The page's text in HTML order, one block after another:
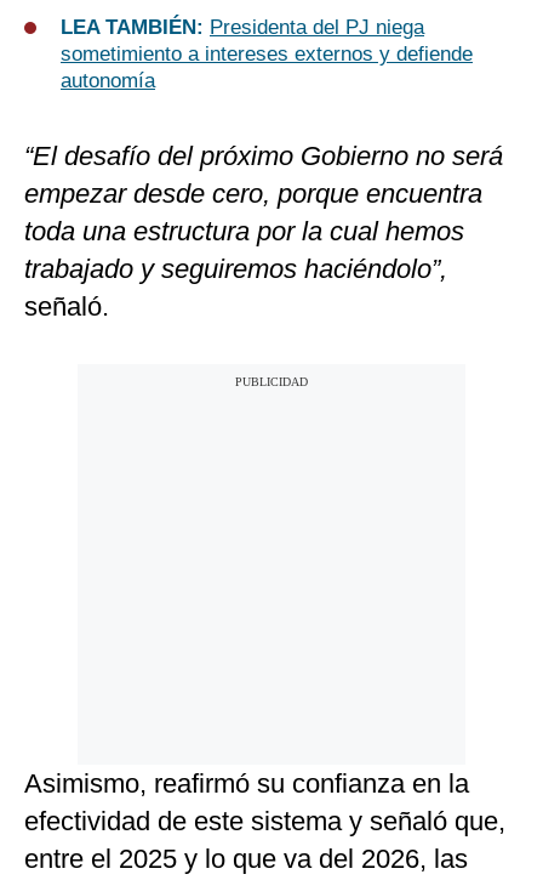
LEA TAMBIÉN: Presidenta del PJ niega
sometimiento a intereses externos y defiende
autonomía
“El desafío del próximo Gobierno no será
empezar desde cero, porque encuentra
toda una estructura por la cual hemos
trabajado y seguiremos haciéndolo”,
señaló.
Asimismo, reafirmó su confianza en la
efectividad de este sistema y señaló que,
entre el 2025 y lo que va del 2026, las